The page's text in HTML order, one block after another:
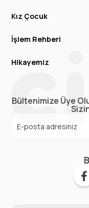
Kız Çocuk
İşlem Rehberi
Hikayemiz
Bültenimize Üye